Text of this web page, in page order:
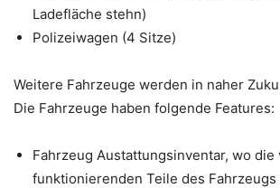
Ladefläche stehn)
Polizeiwagen (4 Sitze)
Weitere Fahrzeuge werden in naher
Die Fahrzeuge haben folgende Features:
Fahrzeug Austattungsinventar, wo die
funktionierenden Teile des